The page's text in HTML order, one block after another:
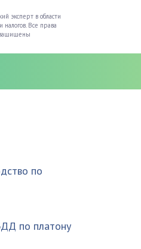
эксперт в области
налогов. Все права
по
по платону